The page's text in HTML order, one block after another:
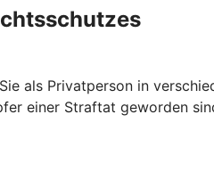
als Privatperson in
einer Straftat geworden